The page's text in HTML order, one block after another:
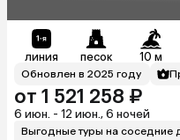
линия песок 10 м
Обновлен в 2025 году
от 1 521 258 ₽
6 июн. - 12 июн., 6 ночей
Выгодные туры на соседние